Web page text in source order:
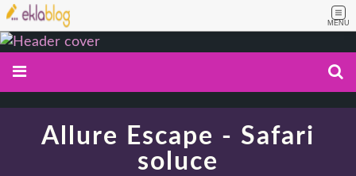
MENU
Allure Escape - Safari
soluce